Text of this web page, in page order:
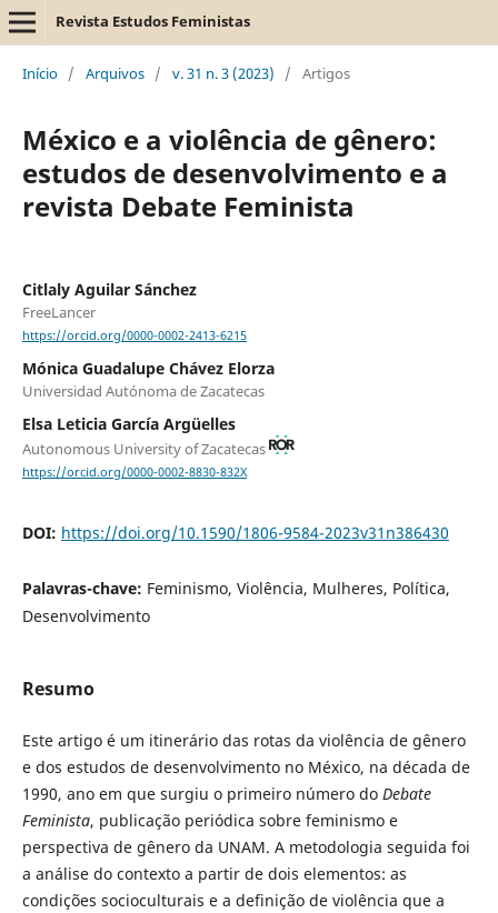
Revista Estudos Feministas
Início / Arquivos / v. 31 n. 3 (2023) / Artigos
México e a violência de gênero:
estudos de desenvolvimento e a
revista Debate Feminista
Citlaly Aguilar Sánchez
FreeLancer
https://orcid.org/0000-0002-2413-6215
Mónica Guadalupe Chávez Elorza
Universidad Autónoma de Zacatecas
Elsa Leticia García Argüelles
Autonomous University of Zacatecas
https://orcid.org/0000-0002-8830-832X
DOI: https://doi.org/10.1590/1806-9584-2023v31n386430
Palavras-chave: Feminismo, Violência, Mulheres, Política,
Desenvolvimento
Resumo
Este artigo é um itinerário das rotas da violência de gênero
e dos estudos de desenvolvimento no México, na década de
1990, ano em que surgiu o primeiro número do Debate
Feminista, publicação periódica sobre feminismo e
perspectiva de gênero da UNAM. A metodologia seguida foi
a análise do contexto a partir de dois elementos: as
condições socioculturais e a definição de violência que a